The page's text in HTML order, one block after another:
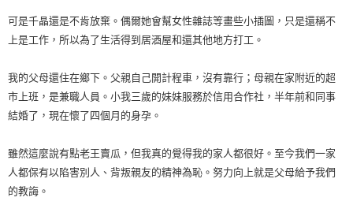
可是千晶還是不肯放棄。偶爾她會幫女性雜誌等畫些小插圖，只是還稱不
上是工作，所以為了生活得到居酒屋和還其他地方打工。
我的父母還住在鄉下。父親自己開計程車，沒有靠行；母親在家附近的超
市上班，是兼職人員。小我三歲的妹妹服務於信用合作社，半年前和同事
結婚了，現在懷了四個月的身孕。
雖然這麼說有點老王賣瓜，但我真的覺得我的家人都很好。至今我們一家
人都保有以陷害別人、背叛親友的精神為恥。努力向上就是父母給予我們
的教誨。